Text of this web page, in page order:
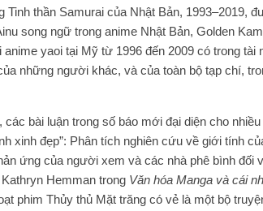
Tinh thần Samurai của Nhật Bản, 1993–2019,
song ngữ trong anime Nhật Bản, Golden
yaoi tại Mỹ từ 1996 đến 2009 có trong tài
những người khác, và của toàn bộ tạp chí,
bài luận trong số báo mới đại diện cho
xinh đẹp”: Phân tích nghiên cứu về giới tính
ứng của người xem và các nhà phê bình đối
Hemman trong Văn hóa Manga và cái
phim Thủy thủ Mặt trăng có vẻ là một bộ